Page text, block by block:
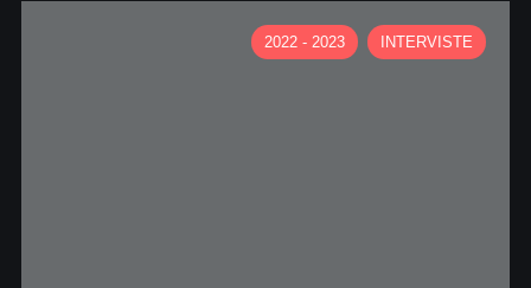
2022 - 2023 INTERVISTE